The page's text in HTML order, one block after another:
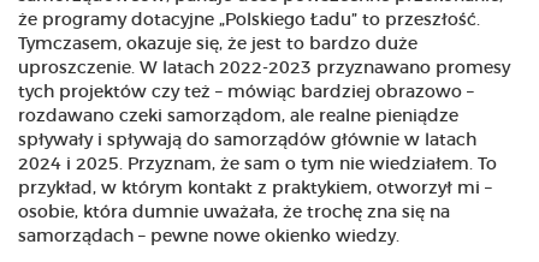
że programy dotacyjne „Polskiego Ładu” to przeszłość.
Tymczasem, okazuje się, że jest to bardzo duże
uproszczenie. W latach 2022-2023 przyznawano promesy
tych projektów czy też – mówiąc bardziej obrazowo –
rozdawano czeki samorządom, ale realne pieniądze
spływały i spływają do samorządów głównie w latach
2024 i 2025. Przyznam, że sam o tym nie wiedziałem. To
przykład, w którym kontakt z praktykiem, otworzył mi –
osobie, która dumnie uważała, że trochę zna się na
samorządach – pewne nowe okienko wiedzy.